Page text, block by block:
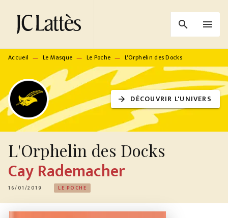
MENU RECHERCHE
PIED DE PAGE
search menu
Accueil — Le Masque — Le Poche — L'Orphelin des Docks
arrow_forward DÉCOUVRIR L'UNIVERS
L'Orphelin des Docks
Cay Rademacher
16/01/2019 LE POCHE